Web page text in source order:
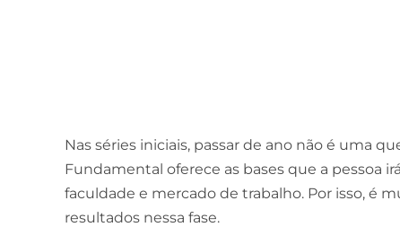
Nas séries iniciais, passar de ano não é uma
Fundamental oferece as bases que a pessoa
faculdade e mercado de trabalho. Por isso, é
resultados nessa fase.